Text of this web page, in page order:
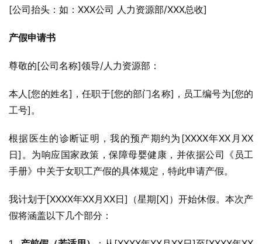
[公司抬头：如：XXX公司 人力资源部/XXX总收]
产假申请书
尊敬的[公司名称]领导/人力资源部：
本人[您的姓名]，任职于[您的部门名称]，员工编号为[您的
工号]。
根据医生的诊断证明，我的预产期约为[XXXX年XX月XX
日]。为响应国家政策，保障母婴健康，并依据公司《员工
手册》中关于女职工产假的具体规定，特此申请产假。
我计划于[XXXX年XX月XX日]（星期[X]）开始休假。本次产
假将涵盖以下几个部分：